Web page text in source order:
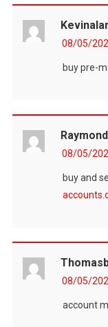
08/05/
buy pre-
08/05/
buy and
08/05/
account